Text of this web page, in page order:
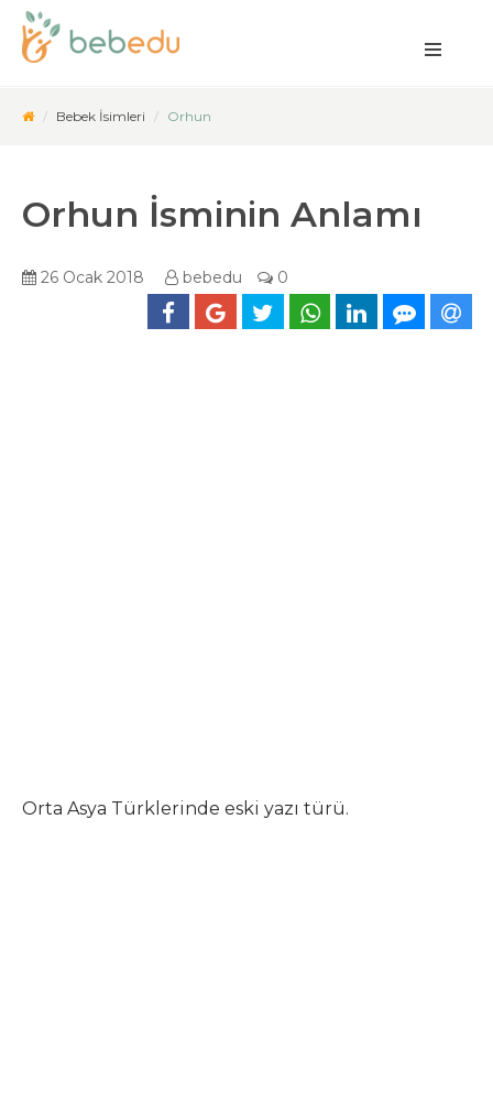
Bebek İsimleri Orhun
Orhun İsminin Anlamı
26 Ocak 2018 bebedu 0
Orta Asya Türklerinde eski yazı türü.